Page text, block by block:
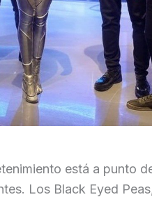
está a punto
Los Black Eyed